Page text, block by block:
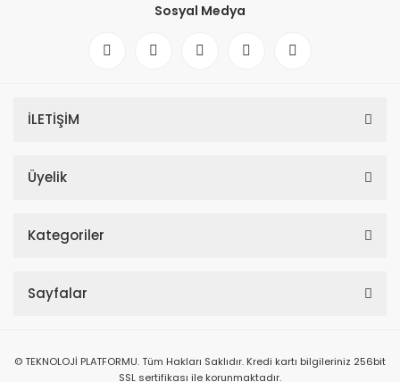
Sosyal Medya
İLETİŞİM
Üyelik
Kategoriler
Sayfalar
© TEKNOLOJİ PLATFORMU. Tüm Hakları Saklıdır. Kredi kartı bilgileriniz 256bit
SSL sertifikası ile korunmaktadır.